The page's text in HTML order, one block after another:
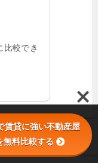
比較でき
業者を探せる
賃貸に強い不動産屋
無料比較する